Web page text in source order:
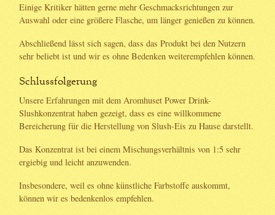
Einige Kritiker hätten gerne mehr Geschmacksrichtungen zur
Auswahl oder eine größere Flasche, um länger genießen zu können.
Abschließend lässt sich sagen, dass das Produkt bei den Nutzern
sehr beliebt ist und wir es ohne Bedenken weiterempfehlen können.
Schlussfolgerung
Unsere Erfahrungen mit dem Aromhuset Power Drink-
Slushkonzentrat haben gezeigt, dass es eine willkommene
Bereicherung für die Herstellung von Slush-Eis zu Hause darstellt.
Das Konzentrat ist bei einem Mischungsverhältnis von 1:5 sehr
ergiebig und leicht anzuwenden.
Insbesondere, weil es ohne künstliche Farbstoffe auskommt,
können wir es bedenkenlos empfehlen.